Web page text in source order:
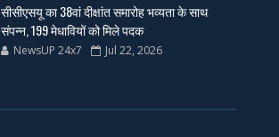
सीसीएसयू का 38वां दीक्षांत समारोह भव्यता के साथ
संपन्न, 199 मेधावियों को मिले पदक
NewsUP 24x7 Jul 22, 2026